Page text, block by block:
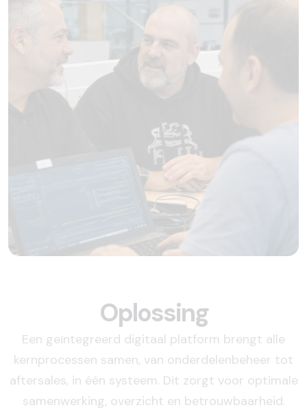
Oplossing
Een geïntegreerd digitaal platform brengt alle
kernprocessen samen, van onderdelenbeheer tot
aftersales, in één systeem. Dit zorgt voor optimale
samenwerking, overzicht en betrouwbaarheid.